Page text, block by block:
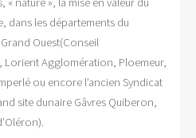
dans les départements du
Ouest(Conseil
Lorient Agglomération, Ploemeur,
ou encore l’ancien Syndicat
site dunaire Gâvres Quiberon,